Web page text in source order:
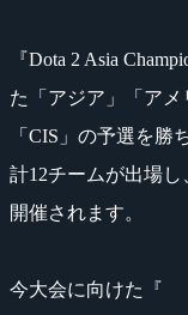
『Dota 2 Asia
た「アジア」「アメ
「CIS」の予選を勝
計12チームが出場し
開催されます。
今大会に向けた『